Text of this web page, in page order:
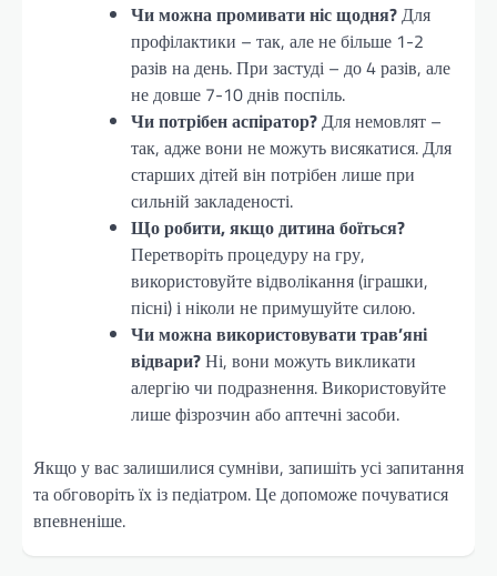
Чи можна промивати ніс щодня?Для
профілактики – так, але не більше 1-2
разів на день. При застуді – до 4 разів, але
не довше 7-10 днів поспіль.
Чи потрібен аспіратор?Для немовлят –
так, адже вони не можуть висякатися. Для
старших дітей він потрібен лише при
сильній закладеності.
Що робити, якщо дитина боїться?
Перетворіть процедуру на гру,
використовуйте відволікання (іграшки,
пісні) і ніколи не примушуйте силою.
Чи можна використовувати трав’яні
відвари?Ні, вони можуть викликати
алергію чи подразнення. Використовуйте
лише фізрозчин або аптечні засоби.
Якщо у вас залишилися сумніви, запишіть усі запитання
та обговоріть їх із педіатром. Це допоможе почуватися
впевненіше.